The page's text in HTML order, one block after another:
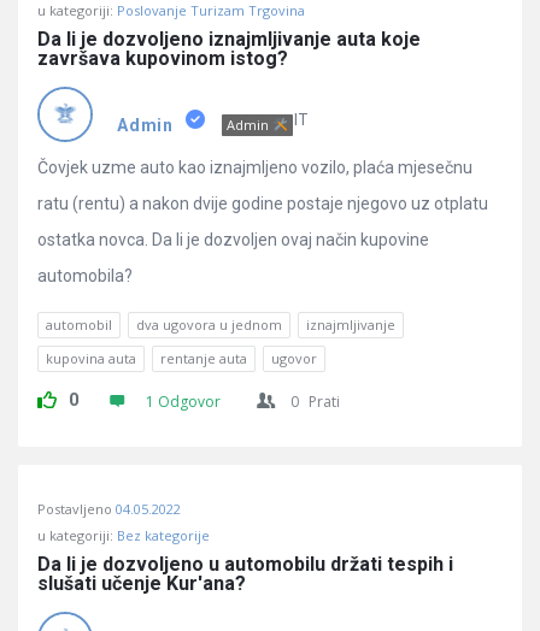
u kategoriji: Poslovanje Turizam Trgovina
Da li je dozvoljeno iznajmljivanje auta koje
završava kupovinom istog?
Admin Admin IT
Čovjek uzme auto kao iznajmljeno vozilo, plaća mjesečnu
ratu (rentu) a nakon dvije godine postaje njegovo uz otplatu
ostatka novca. Da li je dozvoljen ovaj način kupovine
automobila?
automobil dva ugovora u jednom
iznajmljivanje
kupovina auta
rentanje auta ugovor
0 1 Odgovor 0 Prati
Postavljeno 04.05.2022
u kategoriji: Bez kategorije
Da li je dozvoljeno u automobilu držati tespih i
slušati učenje Kur'ana?